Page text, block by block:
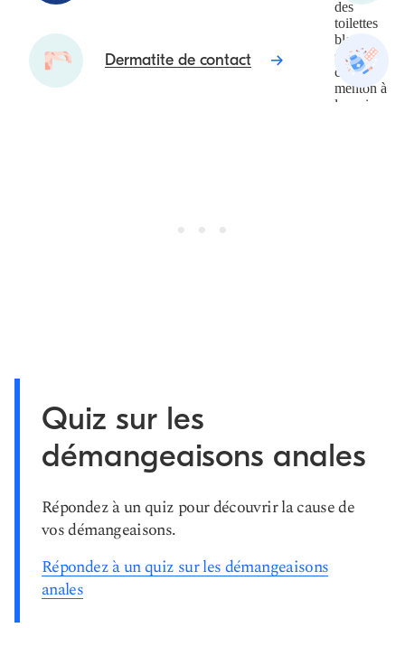
Dermatite de contact
Quiz sur les
démangeaisons anales
Répondez à un quiz pour découvrir la cause de
vos démangeaisons.
Répondez à un quiz sur les démangeaisons
anales